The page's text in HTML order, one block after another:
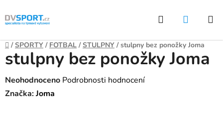
Přejít
na
Hledat
Domů
/ SPORTY / FOTBAL / STULPNY / stulpny bez ponožky Joma
stulpny bez ponožky Joma
Průměrné
hodnocení
Neohodnoceno Podrobnosti hodnocení
Značka:Joma